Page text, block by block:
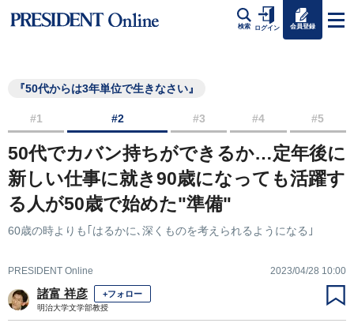
検索 ログイン 会員登録
『50代からは3年単位で生きなさい』
#1 #2 #3 #4 #5
50代でカバン持ちができるか…定年後に
新しい仕事に就き90歳になっても活躍す
る人が50歳で始めた"準備"
60歳の時よりも｢はるかに､深くものを考えられるようになる｣
PRESIDENT Online 2023/04/28 10:00
諸富 祥彦 +フォロー
明治大学文学部教授